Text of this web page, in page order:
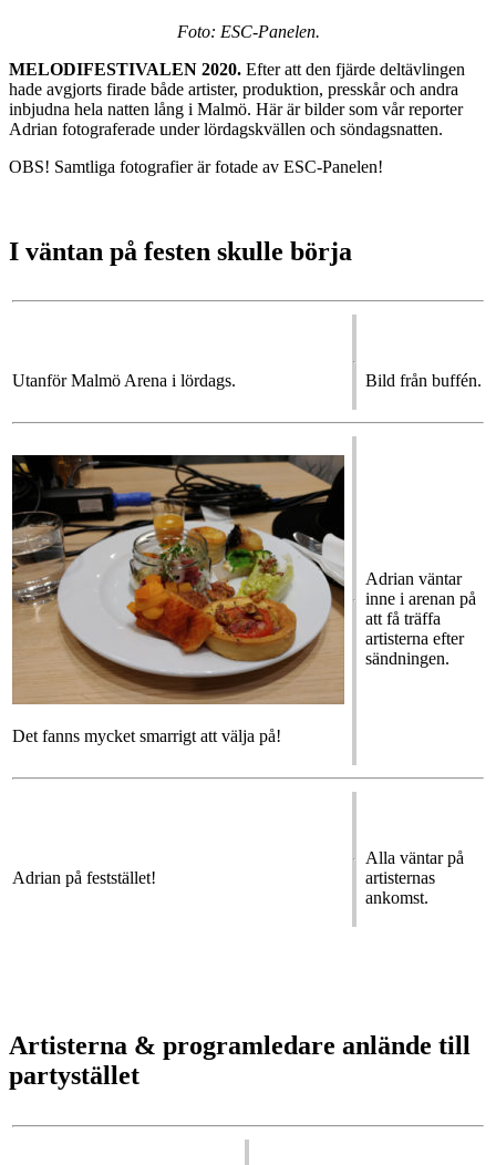
Foto: ESC-Panelen.
MELODIFESTIVALEN 2020. Efter att den fjärde deltävlingen
hade avgjorts firade både artister, produktion, presskår och andra
inbjudna hela natten lång i Malmö. Här är bilder som vår reporter
Adrian fotograferade under lördagskvällen och söndagsnatten.
OBS! Samtliga fotografier är fotade av ESC-Panelen!
I väntan på festen skulle börja
Utanför Malmö Arena i lördags. Bild från buffén.
Det fanns mycket smarrigt att välja på!
Adrian väntar
inne i arenan på
att få träffa
artisterna efter
sändningen.
Adrian på feststället!
Alla väntar på
artisternas
ankomst.
Artisterna & programledare anlände till
partystället